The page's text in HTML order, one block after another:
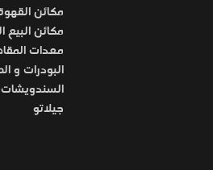
مكائن
مكائن البيع
معدات
البودرات و
السندويشات
جيلاتو